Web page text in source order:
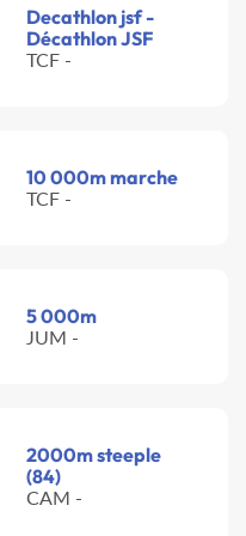
Decathlon jsf -
Décathlon JSF
TCF -
10 000m marche
TCF -
5 000m
JUM -
2000m steeple
(84)
CAM -